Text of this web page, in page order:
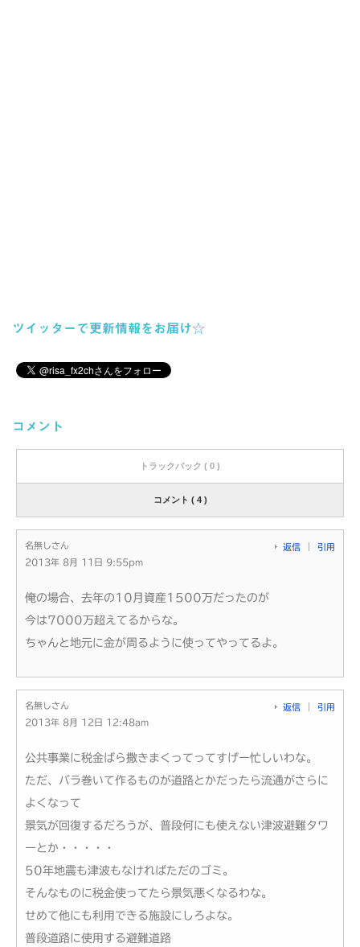
ツイッターで更新情報をお届け☆
コメント
トラックバック ( 0 )
コメント ( 4 )
名無しさん
2013年 8月 11日 9:55pm
返信 引用
俺の場合、去年の10月資産1500万だったのが
今は7000万超えてるからな。
ちゃんと地元に金が周るように使ってやってるよ。
名無しさん
2013年 8月 12日 12:48am
返信 引用
公共事業に税金ばら撒きまくってってすげー忙しいわな。
ただ、バラ巻いて作るものが道路とかだったら流通がさらに
よくなって
景気が回復するだろうが、普段何にも使えない津波避難タワ
ーとか・・・・・
50年地震も津波もなければただのゴミ。
そんなものに税金使ってたら景気悪くなるわな。
せめて他にも利用できる施設にしろよな。
普段道路に使用する避難道路